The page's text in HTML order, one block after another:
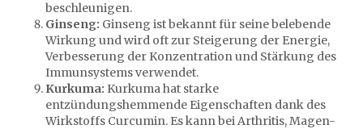
beschleunigen.
Ginseng: Ginseng ist bekannt für seine belebende
Wirkung und wird oft zur Steigerung der Energie,
Verbesserung der Konzentration und Stärkung des
Immunsystems verwendet.
Kurkuma: Kurkuma hat starke
entzündungshemmende Eigenschaften dank des
Wirkstoffs Curcumin. Es kann bei Arthritis, Magen-